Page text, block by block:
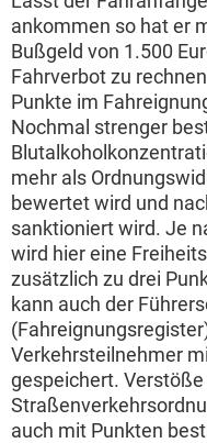
ankommen so hat er
Bußgeld von 1.500
Fahrverbot zu
Punkte im
Nochmal strenger
mehr als
bewertet wird und
sanktioniert wird. Je
wird hier eine
zusätzlich zu drei
kann auch der
Verkehrsteilnehmer
gespeichert. Verstöße
auch mit Punkten